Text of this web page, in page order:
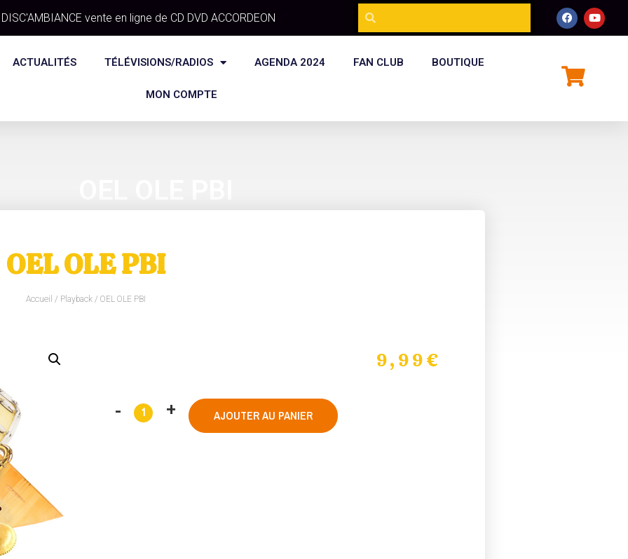
DISC'AMBIANCE vente en ligne de CD DVD ACCORDEON
ACTUALITÉS TÉLÉVISIONS/RADIOS AGENDA 2024 FAN CLUB BOUTIQUE
MON COMPTE
OEL OLE PBI
Accueil / Playback/ OEL OLE PBI
9,99€
AJOUTER AU PANIER